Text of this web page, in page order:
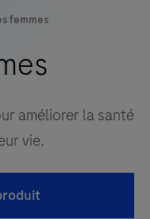
femmes
améliorer la santé
vie.